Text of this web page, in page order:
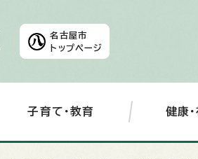
名古屋市
トップページ
子育て・教育 健康